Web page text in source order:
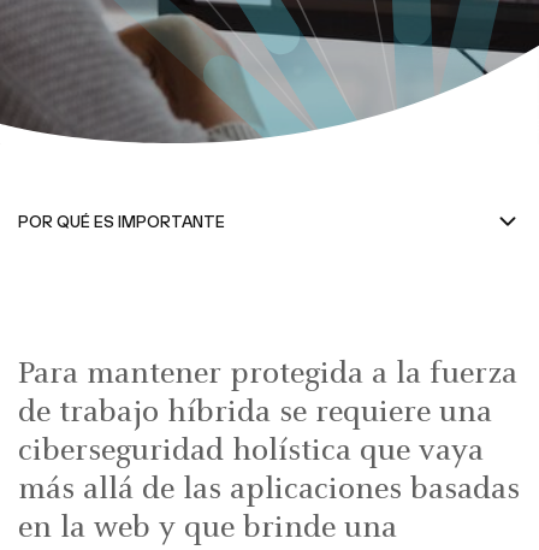
Para mantener protegida a la fuerza
de trabajo híbrida se requiere una
ciberseguridad holística que vaya
más allá de las aplicaciones basadas
en la web y que brinde una